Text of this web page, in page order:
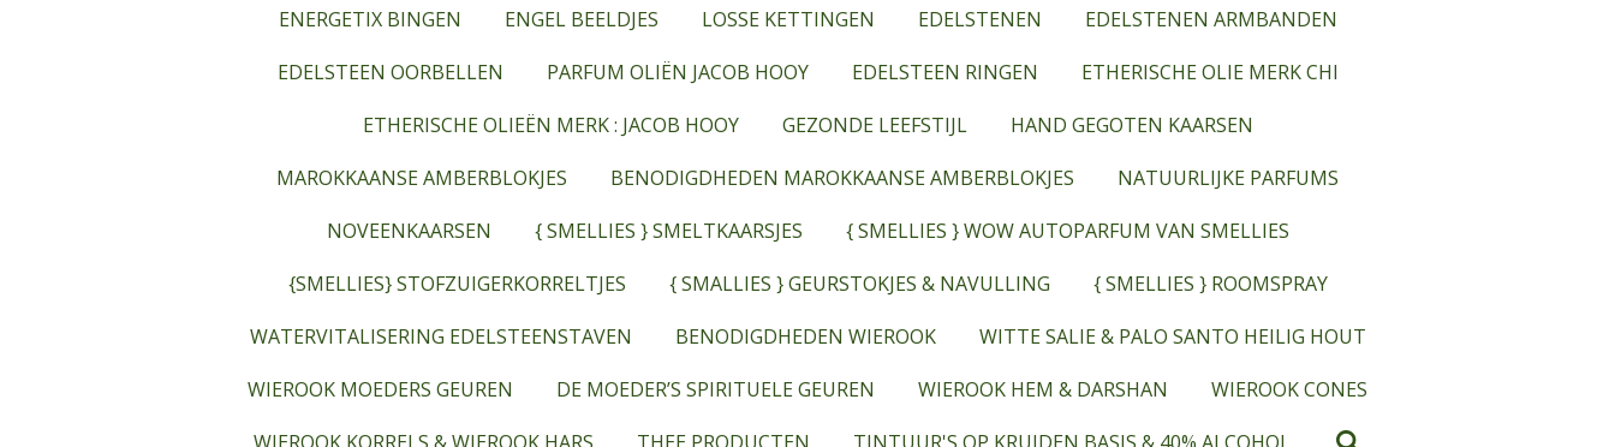
ENERGETIX BINGEN
ENGEL BEELDJES LOSSE KETTINGEN EDELSTENEN
EDELSTENEN ARMBANDEN
EDELSTEEN OORBELLEN
PARFUM OLIËN JACOB HOOY EDELSTEEN RINGEN
ETHERISCHE OLIE MERK CHI
ETHERISCHE OLIEËN MERK : JACOB HOOY
GEZONDE LEEFSTIJL
HAND GEGOTEN KAARSEN
MAROKKAANSE AMBERBLOKJES
BENODIGDHEDEN MAROKKAANSE AMBERBLOKJES
NATUURLIJKE PARFUMS
NOVEENKAARSEN
{ SMELLIES } SMELTKAARSJES
{ SMELLIES } WOW AUTOPARFUM VAN SMELLIES
{SMELLIES} STOFZUIGERKORRELTJES
{ SMALLIES } GEURSTOKJES & NAVULLING
{ SMELLIES } ROOMSPRAY
WATERVITALISERING EDELSTEENSTAVEN
BENODIGDHEDEN WIEROOK
WITTE SALIE & PALO SANTO HEILIG HOUT
WIEROOK MOEDERS GEUREN
DE MOEDER’S SPIRITUELE GEUREN WIEROOK HEM & DARSHAN
WIEROOK CONES